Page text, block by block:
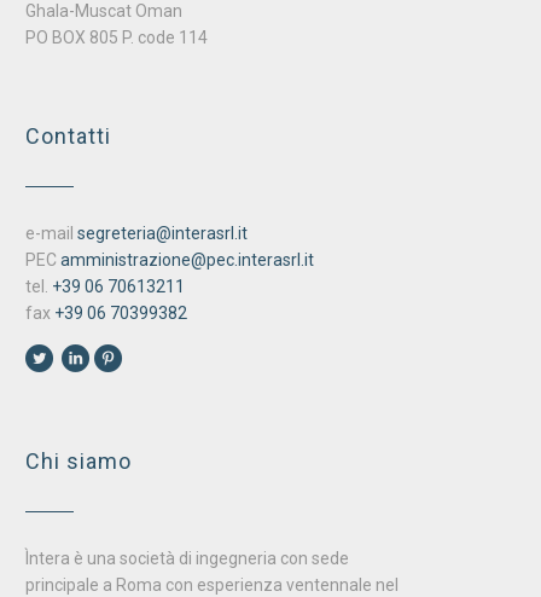
Ghala-Muscat Oman
PO BOX 805 P. code 114
Contatti
e-mail segreteria@interasrl.it
PEC amministrazione@pec.interasrl.it
tel. +39 06 70613211
fax +39 06 70399382
Chi siamo
Ìntera è una società di ingegneria con sede
principale a Roma con esperienza ventennale nel